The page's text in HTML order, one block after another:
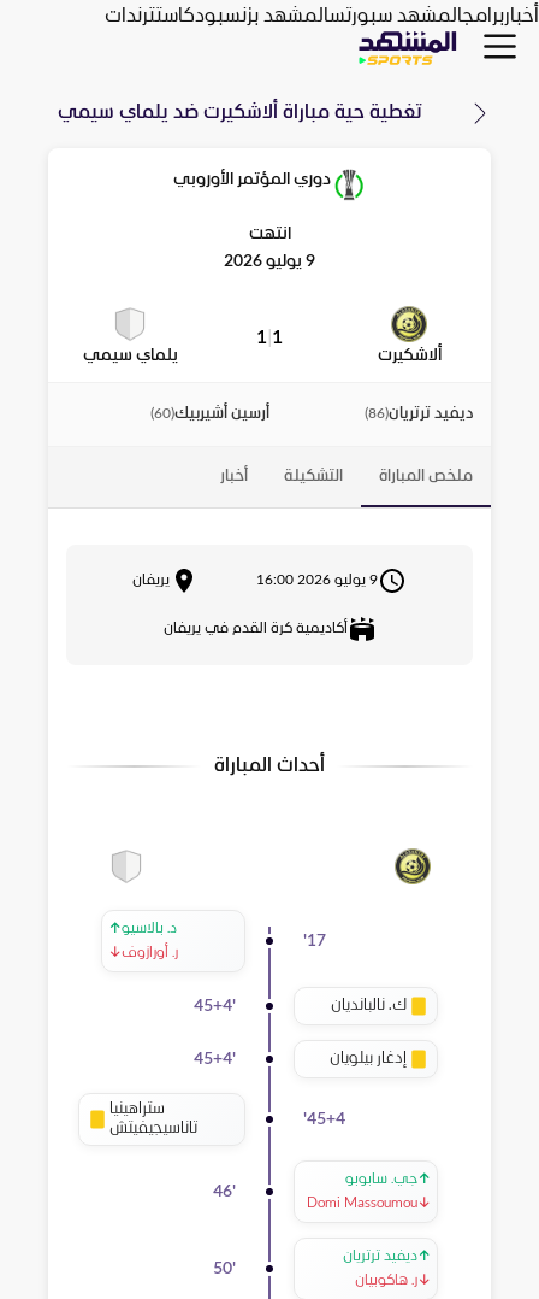
أخباربرامجالمشهد سبورتسالمشهد بزنسبودكاستترندات
تغطية حية مباراة ألاشكيرت ضد يلماي سيمي
دوري المؤتمر الأوروبي
انتهت
9 يوليو 2026
ألاشكيرت
1
1
يلماي سيمي
ديفيد ترتريان(
86
) أرسين أشيربيك(
60
)
ملخص المباراة التشكيلة أخبار
9 يوليو 2026 16:00 يريفان
أكاديمية كرة القدم في يريفان
أحداث المباراة
17
'
↑د. بالاسيو
↓ر. أورازوف
ك. نالبانديان 45+4'
إدغار بيلويان 45+4'
45+4
'
ستراهينيا
تاناسيجيفيتش
↑جي. سابوبو
↓
Domi Massoumou
46'
↑ديفيد ترتريان
↓ر. هاكوبيان
50'